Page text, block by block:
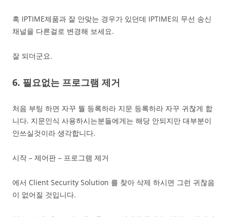
혹 IPTIME제품과 잘 안맞는 경우가 있던데 IPTIME의 무선 송신
채널을 다른걸로 변경해 보세요.
잘 되더군요.
6. 필요없는 프로그램 제거
처음 부팅 하면 자꾸 뭘 등록하라 지문 등록하라 자꾸 귀찮게 합
니다. 지문인식 사용하시는분들에게는 해당 안되지만 대부분이
안쓰실것이라 생각합니다.
시작 – 제어판 – 프로그램 제거
에서 Client Security Solution 를 찾아 삭제 하시면 그런 귀찮음
이 없어질 것입니다.